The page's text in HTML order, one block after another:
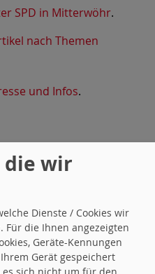
SPD in Mitterwöhr.
nach Themen
und Infos.
wir
Dienste / Cookies wir
Für die Ihnen angezeigten
Geräte-Kennungen
Gerät gespeichert